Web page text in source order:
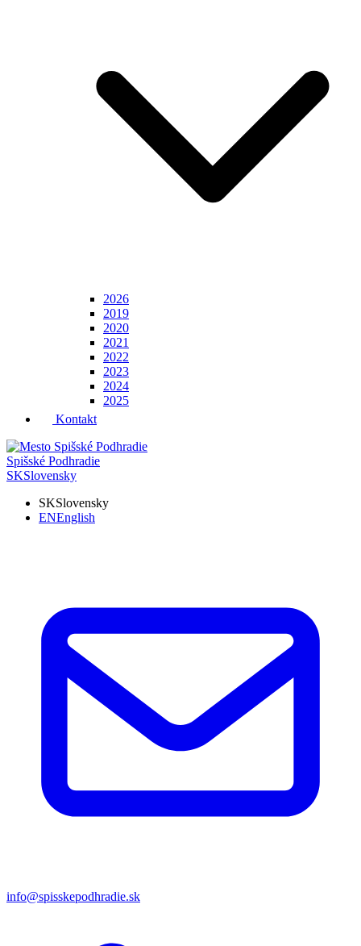
2026
2019
2020
2021
2022
2023
2024
2025
Kontakt
Spišské Podhradie
SKSlovensky
SKSlovensky
ENEnglish
info@spisskepodhradie.sk